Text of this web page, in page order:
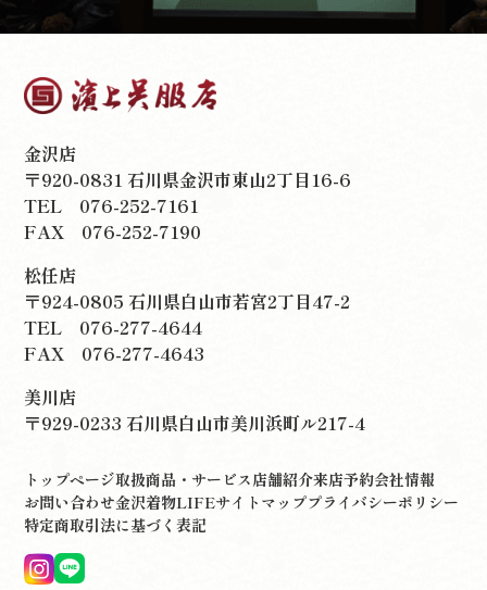
金沢店
〒920-0831 石川県金沢市東山2丁目16-6
TEL 076-252-7161
FAX 076-252-7190
松任店
〒924-0805 石川県白山市若宮2丁目47-2
TEL 076-277-4644
FAX 076-277-4643
美川店
〒929-0233 石川県白山市美川浜町ル217-4
トップページ取扱商品・サービス店舗紹介来店予約会社情報
お問い合わせ金沢着物LIFEサイトマッププライバシーポリシー
特定商取引法に基づく表記